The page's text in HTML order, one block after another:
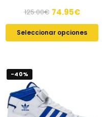
125.00€ 74.95€
Seleccionar opciones
-40%